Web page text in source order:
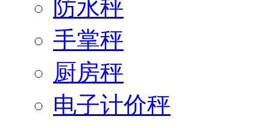
防水秤
手掌秤
厨房秤
电子计价秤